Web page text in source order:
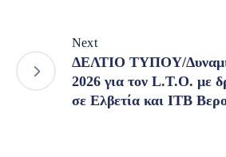
Next
ΔΕΛΤΙΟ ΤΥΠΟΥ/
2026 για τον L.T.O. με
σε Ελβετία και ITB